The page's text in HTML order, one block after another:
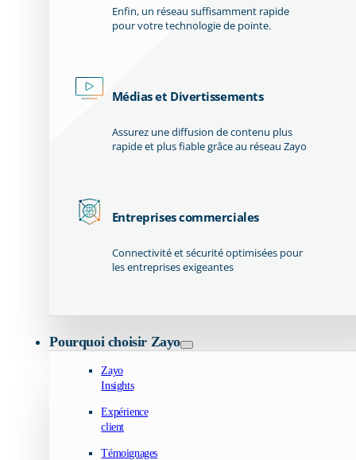
Enfin, un réseau suffisamment rapide
pour votre technologie de pointe.
Médias et Divertissements
Assurez une diffusion de contenu plus
rapide et plus fiable grâce au réseau Zayo
Entreprises commerciales
Connectivité et sécurité optimisées pour
les entreprises exigeantes
Pourquoi choisir Zayo
Zayo
Insights
Expérience
client
Témoignages